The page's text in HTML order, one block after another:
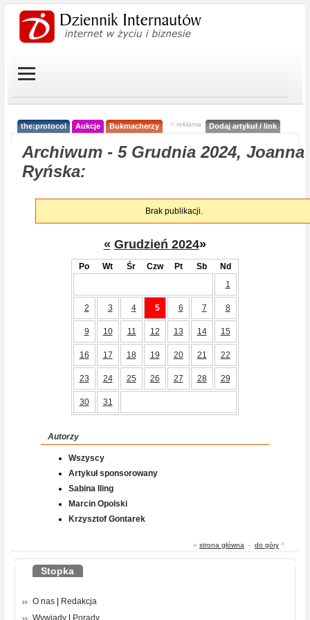
the:protocol Aukcje Bukmacherzy < reklama Dodaj artykuł / link
Archiwum - 5 Grudnia 2024, Joanna
Ryńska:
Brak publikacji.
« Grudzień 2024»
Po Wt Śr Czw Pt Sb
Nd
1
2 3 4 5 6 7 8
9 10 11 12 13 14 15
16 17 18 19 20 21 22
23 24 25 26 27 28 29
30 31
Autorzy
Wszyscy
Artykuł sponsorowany
Sabina Iling
Marcin Opolski
Krzysztof Gontarek
« strona główna - do góry ^
Stopka
O nas
Redakcja
Wywiady
Porady